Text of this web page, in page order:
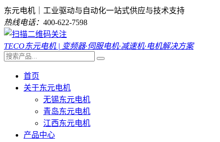
东元电机｜工业驱动与自动化一站式供应与技术支持
热线电话： 400-622-7598
TECO东元电机 | 变频器·伺服电机·减速机·电机解决方案
首页
关于东元电机
无锡东元电机
青岛东元电机
江西东元电机
产品中心